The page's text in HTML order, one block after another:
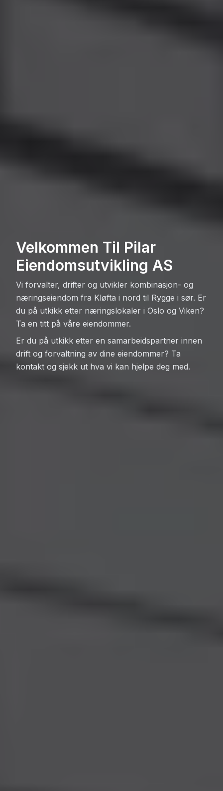
Velkommen Til Pilar
Eiendomsutvikling AS
Vi forvalter, drifter og utvikler kombinasjon- og
næringseiendom fra Kløfta i nord til Rygge i sør. Er
du på utkikk etter næringslokaler i Oslo og Viken?
Ta en titt på våre eiendommer.
Er du på utkikk etter en samarbeidspartner innen
drift og forvaltning av dine eiendommer? Ta
kontakt og sjekk ut hva vi kan hjelpe deg med.